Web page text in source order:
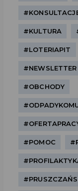
#KULTURA
#LOTERIAPIT
#NEWSLETTER
#OBCHODY
#POMOC